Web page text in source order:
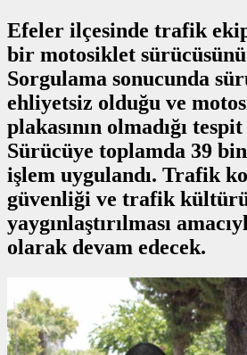
Efeler ilçesinde trafik
bir motosiklet
Sorgulama sonucunda
ehliyetsiz olduğu ve
plakasının olmadığı
Sürücüye toplamda 39
işlem uygulandı. Trafik
güvenliği ve trafik
yaygınlaştırılması
olarak devam edecek.